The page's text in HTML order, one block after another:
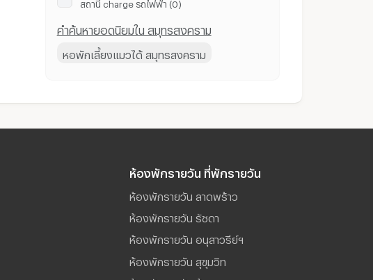
สถานี ​charge รถไฟฟ้า (0)
คำค้นหายอดนิยมใน สมุทรสงคราม
หอพักเลี้ยงแมวได้ สมุทรสงคราม
ห้องพักรายวัน ที่พักรายวัน
ห้องพักรายวัน ลาดพร้าว
ห้องพักรายวัน รัชดา
ห้องพักรายวัน อนุสาวรีย์ฯ
ห้องพักรายวัน สุขุมวิท